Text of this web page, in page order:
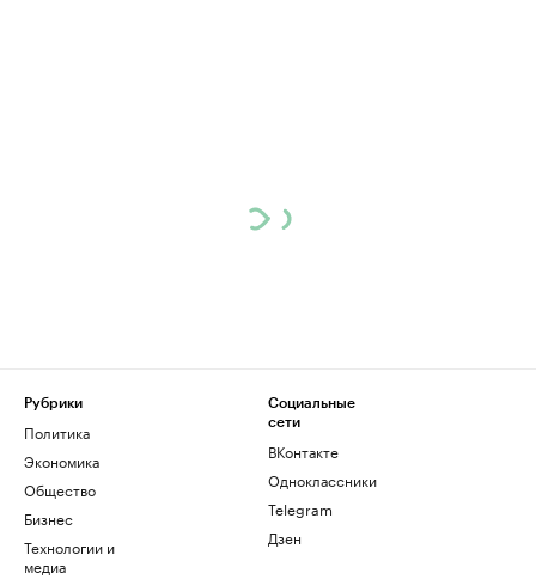
Рубрики
Политика
Экономика
Общество
Бизнес
Технологии и
медиа
Социальные
сети
ВКонтакте
Одноклассники
Telegram
Дзен